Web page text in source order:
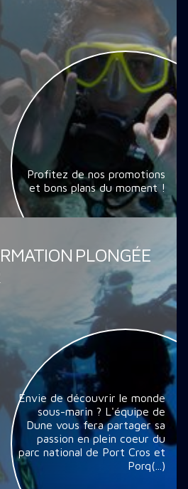
Profitez de nos promotions
et bons plans du moment !
PLONGÉE
Envie de découvrir le monde
sous-marin ? L'équipe de
Dune vous fera partager sa
passion en plein coeur du
parc national de Port Cros et
Porq(...)